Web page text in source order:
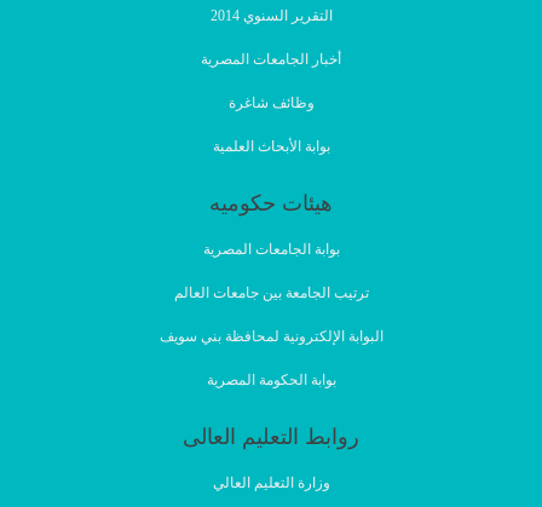
التقرير السنوي 2014
أخبار الجامعات المصرية
وظائف شاغرة
بوابة الأبحاث العلمية
هيئات حكوميه
بوابة الجامعات المصرية
ترتيب الجامعة بين جامعات العالم
البوابة الإلكترونية لمحافظة بني سويف
بوابة الحكومة المصرية
روابط التعليم العالى
وزارة التعليم العالي